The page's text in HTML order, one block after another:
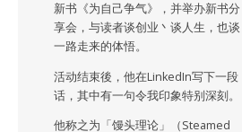
新书《为自己争气》，并举办新书分
享会，与读者谈创业丶谈人生，也谈
一路走来的体悟。
活动结束後，他在LinkedIn写下一段
话，其中有一句令我印象特别深刻。
他称之为「馒头理论」（Steamed